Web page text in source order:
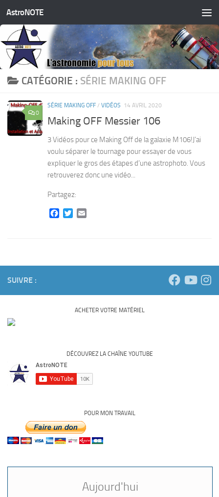
Skip to content
AstroNOTE
CATÉGORIE : SÉRIE MAKING OFF
0
SÉRIE MAKING OFF / VIDÉOS 14 AVRIL 2020
Making OFF Messier 106
3 Vidéos pour ce Making Off de la galaxie M106!J’ai
voulu séparer le tournage pour essayer de vous
expliquer le gros des étapes d’une astrophoto. Vous
retrouverez donc une vidéo...
Partagez:
FacebookTwitter
SUIVRE :
ACHETER VOTRE MATÉRIEL
DÉCOUVREZ LA CHAÎNE YOUTUBE
POUR MON TRAVAIL
Aujourd'hui